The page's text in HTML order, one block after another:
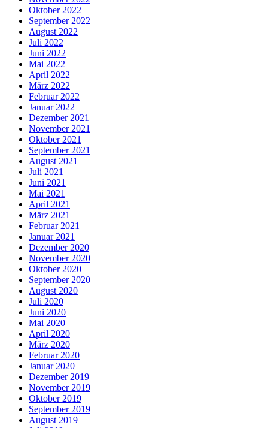
Oktober 2022
September 2022
August 2022
Juli 2022
Juni 2022
Mai 2022
April 2022
März 2022
Februar 2022
Januar 2022
Dezember 2021
November 2021
Oktober 2021
September 2021
August 2021
Juli 2021
Juni 2021
Mai 2021
April 2021
März 2021
Februar 2021
Januar 2021
Dezember 2020
November 2020
Oktober 2020
September 2020
August 2020
Juli 2020
Juni 2020
Mai 2020
April 2020
März 2020
Februar 2020
Januar 2020
Dezember 2019
November 2019
Oktober 2019
September 2019
August 2019